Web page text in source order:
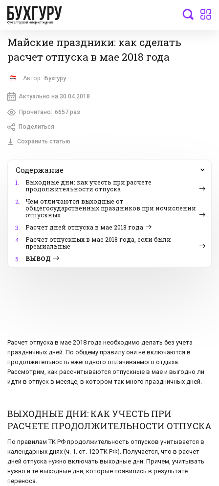
бухгалтерский интернет-журнал
Майские праздники: как сделать
расчет отпуска в мае 2018 года
Автор: Бухгуру
Актуально на 30.04.2018
Прочитано: 6657 раз
Поделиться
Сохранить статью
Содержание
1.
Выходные дни: как учесть при расчете
продолжительности отпуска
2.
Чем отличаются выходные от
общегосударственных праздников при исчислении
отпускных
3.
Расчет дней отпуска в мае 2018 года
4.
Расчет отпускных в мае 2018 года, если были
премиальные
5.
ВЫВОД
Расчет отпуска в мае 2018 года необходимо делать без учета
праздничных дней. По общему правилу они не включаются в
продолжительность ежегодного оплачиваемого отдыха.
Рассмотрим, как рассчитываются отпускные в мае и выгодно ли
идти в отпуск в месяце, в котором так много праздничных дней.
ВЫХОДНЫЕ ДНИ: КАК УЧЕСТЬ ПРИ
РАСЧЕТЕ ПРОДОЛЖИТЕЛЬНОСТИ ОТПУСКА
По правилам ТК РФ продолжительность отпусков учитывается в
календарных днях (ч. 1. ст. 120 ТК РФ). Получается, что в расчет
дней отпуска нужно включать выходные дни. Причем, учитывать
нужно и те выходные дни, которые появились в результате
переноса.